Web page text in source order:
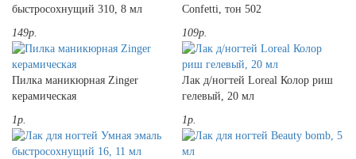
быстросохнущий 310, 8 мл
149р.
Confetti, тон 502
109р.
Пилка маникюрная Zinger
керамическая
1р.
Лак д/ногтей Loreal Колор риш
гелевый, 20 мл
1р.